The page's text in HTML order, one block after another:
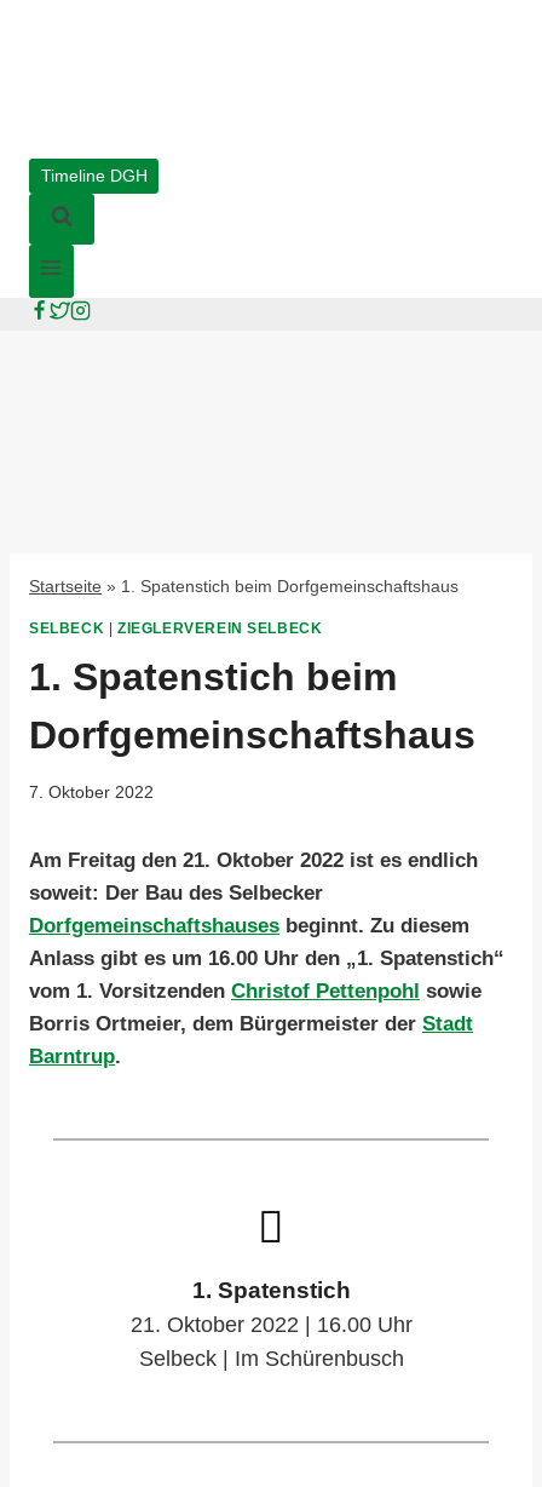
Timeline DGH
Startseite » 1. Spatenstich beim Dorfgemeinschaftshaus
SELBECK ZIEGLERVEREIN SELBECK
1. Spatenstich beim
Dorfgemeinschaftshaus
7. Oktober 2022
Am Freitag den 21. Oktober 2022 ist es endlich
soweit: Der Bau des Selbecker
Dorfgemeinschaftshauses beginnt. Zu diesem
Anlass gibt es um 16.00 Uhr den „1. Spatenstich“
vom 1. Vorsitzenden Christof Pettenpohl sowie
Borris Ortmeier, dem Bürgermeister der Stadt
Barntrup.
1. Spatenstich
21. Oktober 2022 | 16.00 Uhr
Selbeck | Im Schürenbusch